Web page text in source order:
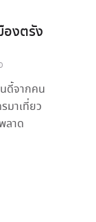
องตรัง
ดี้จากคน
มาเที่ยว
ลาด